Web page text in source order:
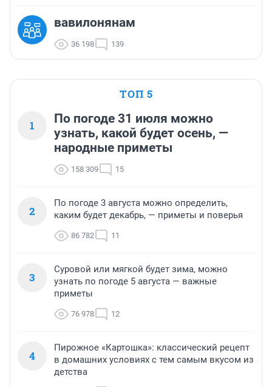
вавилонянам
36 198 139
ТОП 5
1
По погоде 31 июля можно
узнать, какой будет осень, —
народные приметы
158 309 15
2
По погоде 3 августа можно определить,
каким будет декабрь, — приметы и поверья
86 782 11
3
Суровой или мягкой будет зима, можно
узнать по погоде 5 августа — важные
приметы
76 978 12
4
Пирожное «Картошка»: классический рецепт
в домашних условиях с тем самым вкусом из
детства